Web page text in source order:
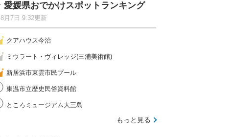
愛媛県おでかけスポットランキング
8月7日 9:32更新
クアハウス今治
ミウラート・ヴィレッジ(三浦美術館)
新居浜市東雲市民プール
東温市立歴史民俗資料館
ところミュージアム大三島
もっと見る